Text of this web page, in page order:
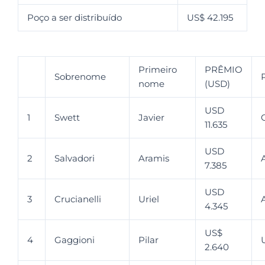
Poço a ser distribuído US$ 42.195
Sobrenome
Primeiro
nome
PRÊMIO
(USD)
1 Swett Javier
USD
11.635
2 Salvadori Aramis
USD
7.385
3 Crucianelli Uriel
USD
4.345
4 Gaggioni Pilar
US$
2.640